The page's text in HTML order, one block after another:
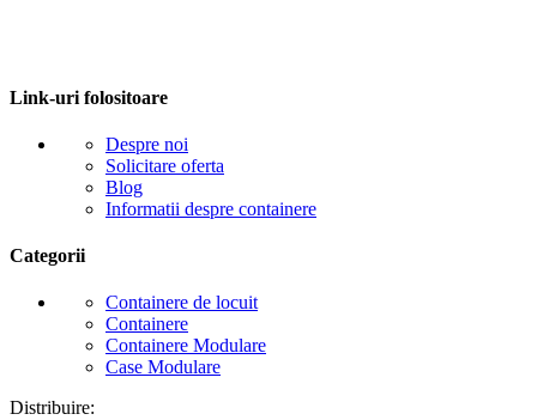
Link-uri folositoare
Despre noi
Solicitare oferta
Blog
Informatii despre containere
Categorii
Containere de locuit
Containere
Containere Modulare
Case Modulare
Distribuire: